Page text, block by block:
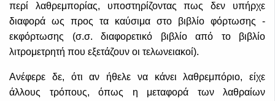
περί λαθρεμπορίας, υποστηρίζοντας πως δεν υπήρχε
διαφορά ως προς τα καύσιμα στο βιβλίο φόρτωσης -
εκφόρτωσης (σ.σ. διαφορετικό βιβλίο από το βιβλίο
λιτρομετρητή που εξετάζουν οι τελωνειακοί).
Ανέφερε δε, ότι αν ήθελε να κάνει λαθρεμπόριο, είχε
άλλους τρόπους, όπως η μεταφορά των λαθραίων